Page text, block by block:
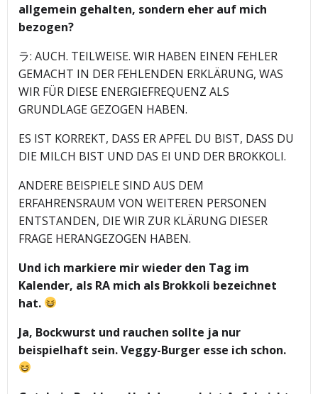
allgemein gehalten, sondern eher auf mich
bezogen?
ラ: AUCH. TEILWEISE. WIR HABEN EINEN FEHLER
GEMACHT IN DER FEHLENDEN ERKLÄRUNG, WAS
WIR FÜR DIESE ENERGIEFREQUENZ ALS
GRUNDLAGE GEZOGEN HABEN.
ES IST KORREKT, DASS ER APFEL DU BIST, DASS DU
DIE MILCH BIST UND DAS EI UND DER BROKKOLI.
ANDERE BEISPIELE SIND AUS DEM
ERFAHRENSRAUM VON WEITEREN PERSONEN
ENTSTANDEN, DIE WIR ZUR KLÄRUNG DIESER
FRAGE HERANGEZOGEN HABEN.
Und ich markiere mir wieder den Tag im
Kalender, als RA mich als Brokkoli bezeichnet
hat.
Ja, Bockwurst und rauchen sollte ja nur
beispielhaft sein. Veggy-Burger esse ich schon.